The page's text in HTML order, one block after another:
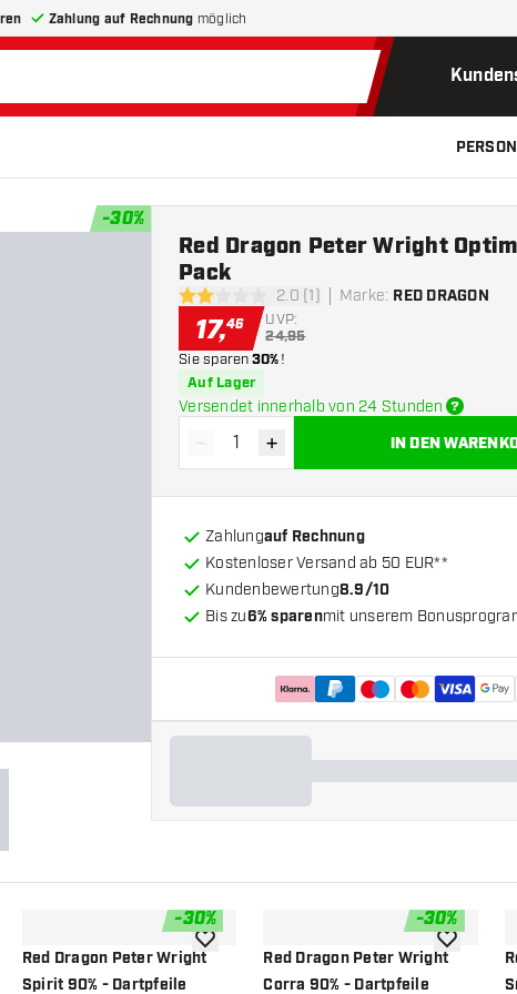
Zahlung auf Rechnung möglich
-30%
2 Bewertungssterne
2.0 (1) Marke: RED DRAGON
Red Dragon Peter Wright
Pack
17,46 UVP:
24,95
Sie sparen30%!
Auf Lager
Versendet innerhalb von 24 Stunden
Menge verringern
- Menge erhöhen
+ IN DEN
Zahlungauf Rechnung
Kostenloser Versand ab 50 EUR**
Kundenbewertung8.9/10
Bis zu6% sparenmit unserem
hinzufügen
-30%
Red Dragon Peter Wright
Spirit 90% - Dartpfeile
Zur Wunschliste hinzufügen
-30%
Red Dragon Peter Wright
Corra 90% - Dartpfeile
Zur